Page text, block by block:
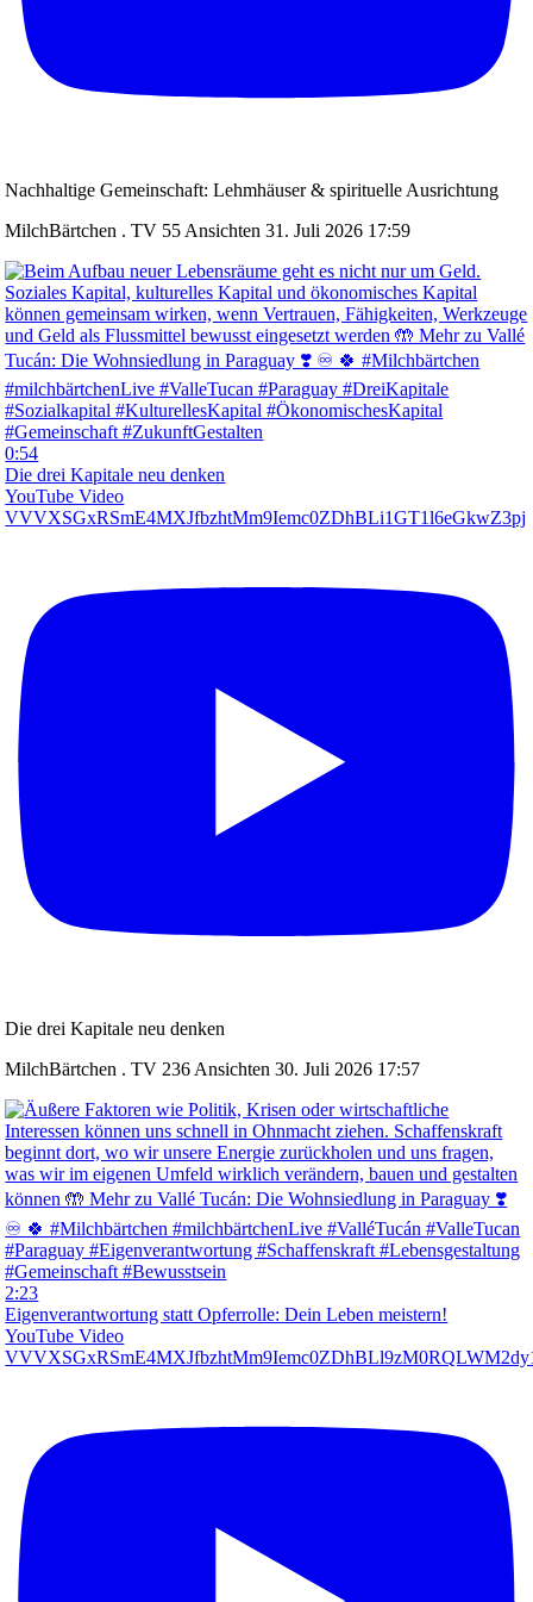
Nachhaltige Gemeinschaft: Lehmhäuser & spirituelle Ausrichtung
MilchBärtchen . TV 55 Ansichten 31. Juli 2026 17:59
0:54
Die drei Kapitale neu denken
YouTube Video
VVVXSGxRSmE4MXJfbzhtMm9Iemc0ZDhBLi1GT1l6eGkwZ3pj
Die drei Kapitale neu denken
MilchBärtchen . TV 236 Ansichten 30. Juli 2026 17:57
2:23
Eigenverantwortung statt Opferrolle: Dein Leben meistern!
YouTube Video